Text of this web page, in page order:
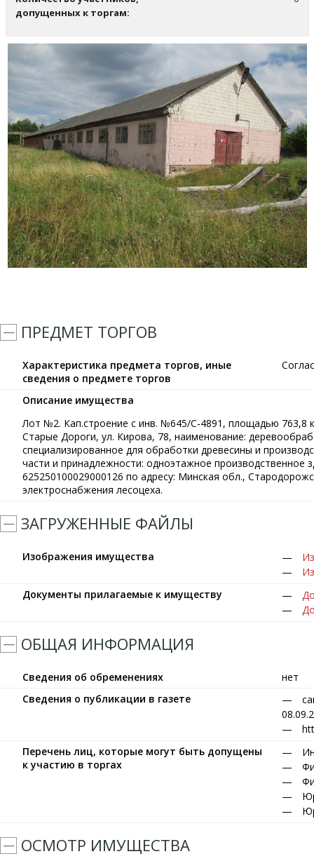
допущенных к торгам:
ПРЕДМЕТ ТОРГОВ
Характеристика предмета торгов, иные
сведения о предмете торгов
Описание имущества
Лот №2. Кап.строение с инв. №645/С-4891, площадью 763,8
Старые Дороги, ул. Кирова, 78, наименование:
специализированное для обработки древесины и
части и принадлежности: одноэтажное производственное
625250100029000126 по адресу: Минская обл.,
электроснабжения лесоцеха.
ЗАГРУЖЕННЫЕ ФАЙЛЫ
Изображения имущества
Документы прилагаемые к имуществу
ОБЩАЯ ИНФОРМАЦИЯ
Сведения об обременениях
нет
Сведения о публикации в газете
Перечень лиц, которые могут быть допущены
к участию в торгах
ОСМОТР ИМУЩЕСТВА